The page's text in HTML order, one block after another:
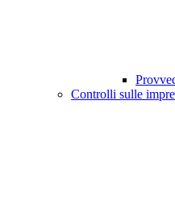
Controlli sulle